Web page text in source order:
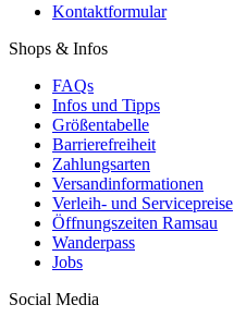
Kontaktformular
Shops & Infos
FAQs
Infos und Tipps
Größentabelle
Barrierefreiheit
Zahlungsarten
Versandinformationen
Verleih- und Servicepreise
Öffnungszeiten Ramsau
Wanderpass
Jobs
Social Media